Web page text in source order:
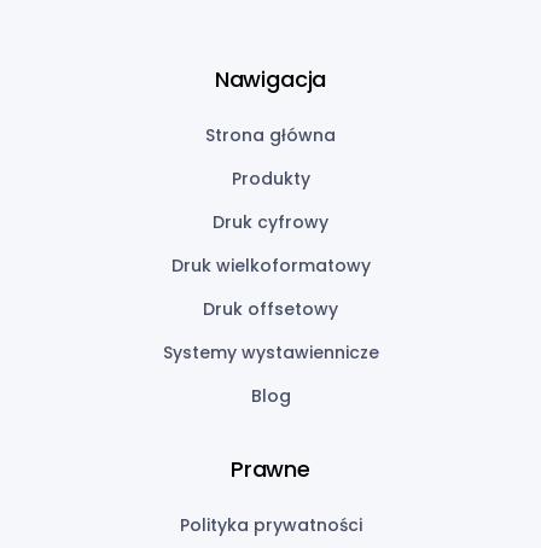
Nawigacja
Strona główna
Produkty
Druk cyfrowy
Druk wielkoformatowy
Druk offsetowy
Systemy wystawiennicze
Blog
Prawne
Polityka prywatności